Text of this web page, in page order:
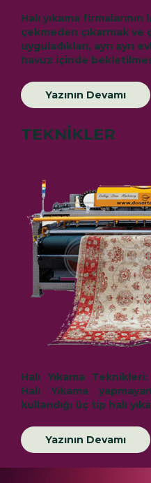
Halı yıkama
çekmeden çıkarmak ve
uyguladıkları, ayrı ayrı
havuz içinde
Yazının Devamı
TEKNİKLER
Halı Yıkama Teknikleri:
Halı Yıkama
kullandığı üç tip halı
Yazının Devamı